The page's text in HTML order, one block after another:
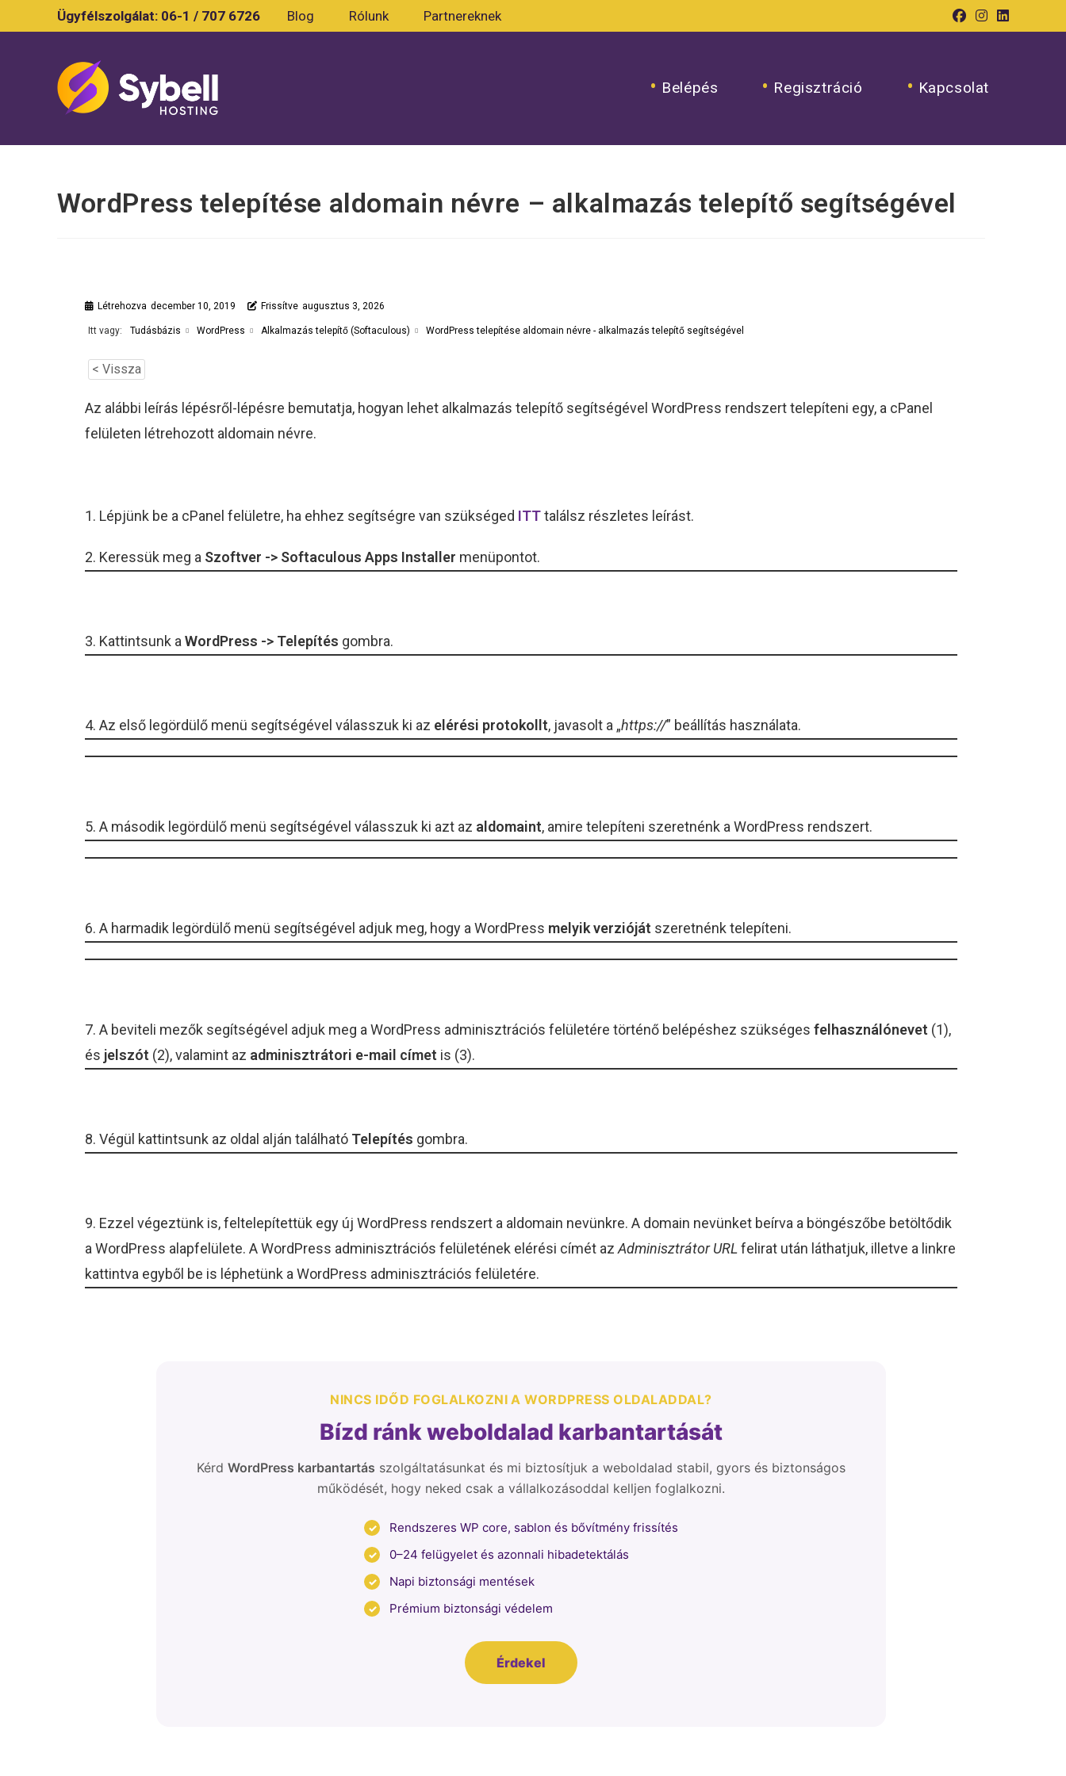
Ügyfélszolgálat: 06-1 / 707 6726 Blog Rólunk Partnereknek
Belépés Regisztráció Kapcsolat
WordPress telepítése aldomain névre – alkalmazás telepítő segítségével
Létrehozva december 10, 2019 Frissítve augusztus 3, 2026
Itt vagy: Tudásbázis WordPress Alkalmazás telepítő (Softaculous) WordPress telepítése aldomain névre - alkalmazás telepítő segítségével
< Vissza
Az alábbi leírás lépésről-lépésre bemutatja, hogyan lehet alkalmazás telepítő segítségével WordPress rendszert telepíteni egy, a cPanel
felületen létrehozott aldomain névre.
1. Lépjünk be a cPanel felületre, ha ehhez segítségre van szükséged ITTtalálsz részletes leírást.
2. Keressük meg a Szoftver -> Softaculous Apps Installer menüpontot.
3. Kattintsunk a WordPress -> Telepítés gombra.
4. Az első legördülő menü segítségével válasszuk ki az elérési protokollt, javasolt a „https://” beállítás használata.
5. A második legördülő menü segítségével válasszuk ki azt az aldomaint, amire telepíteni szeretnénk a WordPress rendszert.
6. A harmadik legördülő menü segítségével adjuk meg, hogy a WordPress melyik verzióját szeretnénk telepíteni.
7. A beviteli mezők segítségével adjuk meg a WordPress adminisztrációs felületére történő belépéshez szükséges felhasználónevet (1),
és jelszót (2), valamint az adminisztrátori e-mail címet is (3).
8. Végül kattintsunk az oldal alján található Telepítés gombra.
9. Ezzel végeztünk is, feltelepítettük egy új WordPress rendszert a aldomain nevünkre. A domain nevünket beírva a böngészőbe betöltődik
a WordPress alapfelülete. A WordPress adminisztrációs felületének elérési címét az Adminisztrátor URLfelirat után láthatjuk, illetve a linkre
kattintva egyből be is léphetünk a WordPress adminisztrációs felületére.
NINCS IDŐD FOGLALKOZNI A WORDPRESS OLDALADDAL?
Bízd ránk weboldalad karbantartását
Kérd WordPress karbantartás szolgáltatásunkat és mi biztosítjuk a weboldalad stabil, gyors és biztonságos
működését, hogy neked csak a vállalkozásoddal kelljen foglalkozni.
Rendszeres WP core, sablon és bővítmény frissítés
0–24 felügyelet és azonnali hibadetektálás
Napi biztonsági mentések
Prémium biztonsági védelem
Érdekel